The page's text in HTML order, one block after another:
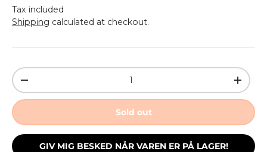
Tax included
Shipping calculated at checkout.
Qty
Decrease quantity
Sold out
GIV MIG BESKED NÅR VAREN ER PÅ LAGER!